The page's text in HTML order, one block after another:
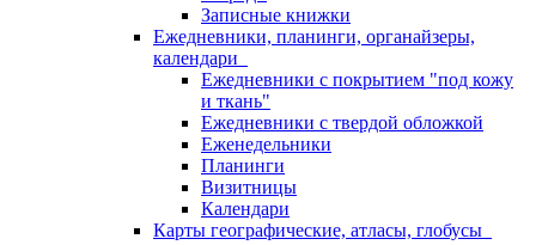
Записные книжки
Ежедневники, планинги, органайзеры,
календари
Ежедневники с покрытием "под кожу
и ткань"
Ежедневники с твердой обложкой
Еженедельники
Планинги
Визитницы
Календари
Карты географические, атласы, глобусы